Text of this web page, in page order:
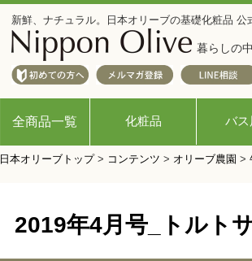
新鮮、ナチュラル。日本オリーブの基礎化粧品 公
暮らしの
全商品一覧 化粧品 バス
日本オリーブトップ> コンテンツ > オリーブ農園 >
2019年4月号_トルト